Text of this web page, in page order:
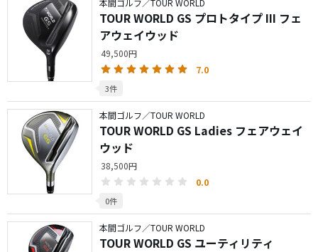
本間ゴルフ／TOUR WORLD
TOUR WORLD GS プロトタイプ III フェ
アウェイウッド
49,500円
7.0
3件
本間ゴルフ／TOUR WORLD
TOUR WORLD GS Ladies フェアウェイ
ウッド
38,500円
0.0
0件
本間ゴルフ／TOUR WORLD
TOUR WORLD GS ユーティリティ